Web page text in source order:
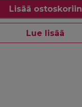
Lisää ostoskoriin
Lue lisää